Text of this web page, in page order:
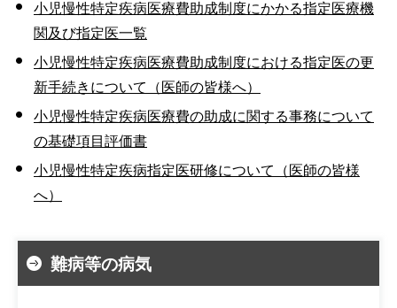
小児慢性特定疾病医療費助成制度にかかる指定医療機
関及び指定医一覧
小児慢性特定疾病医療費助成制度における指定医の更
新手続きについて（医師の皆様へ）
小児慢性特定疾病医療費の助成に関する事務について
の基礎項目評価書
小児慢性特定疾病指定医研修について（医師の皆様
へ）
難病等の病気